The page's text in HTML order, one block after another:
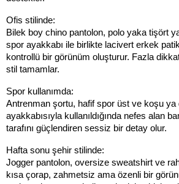
Ofis stilinde:
Bilek boy chino pantolon, polo yaka tişört
spor ayakkabı ile birlikte lacivert erkek
kontrollü bir görünüm oluşturur. Fazla
stil tamamlar.
Spor kullanımda:
Antrenman şortu, hafif spor üst ve koşu ya
ayakkabısıyla kullanıldığında nefes alan
tarafını güçlendiren sessiz bir detay olur.
Hafta sonu şehir stilinde:
Jogger pantolon, oversize sweatshirt ve
kısa çorap, zahmetsiz ama özenli bir